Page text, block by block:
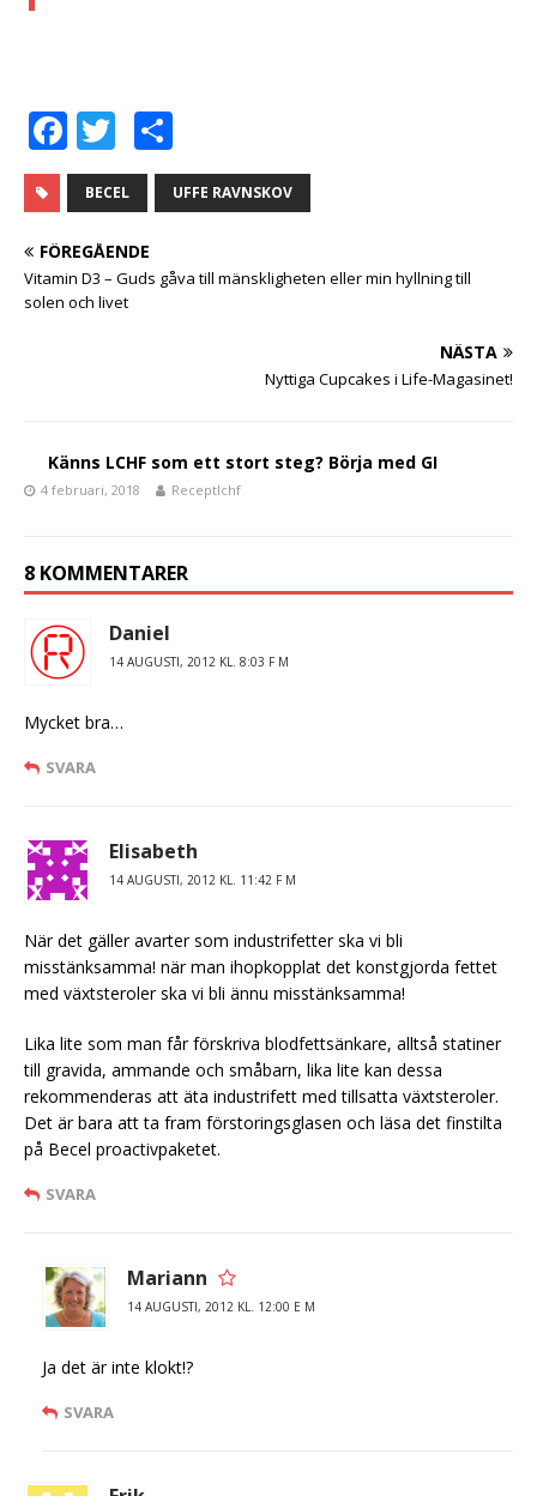
F
a
c
e
b
o
T
w
it
te
r
el
a
BECEL UFFE RAVNSKOV
FÖREGÅENDE
Vitamin D3 – Guds gåva till mänskligheten eller min hyllning till
solen och livet
NÄSTA
Nyttiga Cupcakes i Life-Magasinet!
Känns LCHF som ett stort steg? Börja med GI
4 februari, 2018 Receptlchf
8 KOMMENTARER
Daniel
14 AUGUSTI, 2012 KL. 8:03 F M
Mycket bra…
SVARA
Elisabeth
14 AUGUSTI, 2012 KL. 11:42 F M
När det gäller avarter som industrifetter ska vi bli
misstänksamma! när man ihopkopplat det konstgjorda fettet
med växtsteroler ska vi bli ännu misstänksamma!
Lika lite som man får förskriva blodfettsänkare, alltså statiner
till gravida, ammande och småbarn, lika lite kan dessa
rekommenderas att äta industrifett med tillsatta växtsteroler.
Det är bara att ta fram förstoringsglasen och läsa det finstilta
på Becel proactivpaketet.
SVARA
Mariann
14 AUGUSTI, 2012 KL. 12:00 E M
Ja det är inte klokt!?
SVARA